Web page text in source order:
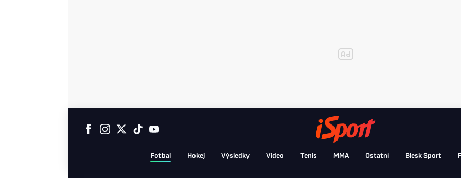
Fotbal Hokej Výsledky Video Tenis MMA Ostatní Blesk Sport